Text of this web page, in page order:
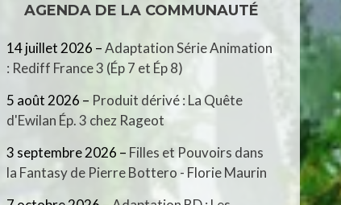
AGENDA DE LA COMMUNAUTÉ
14 juillet 2026 –Adaptation Série Animation
: Rediff France 3 (Ép 7 et Ép 8)
5 août 2026 – Produit dérivé : La Quête
d'Ewilan Ép. 3 chez Rageot
3 septembre 2026 – Filles et Pouvoirs dans
la Fantasy de Pierre Bottero - Florie Maurin